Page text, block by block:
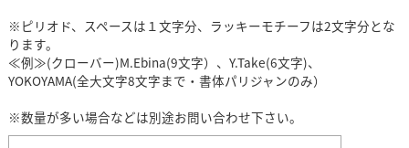
※ピリオド、スペースは１文字分、ラッキーモチーフは2文字分とな
ります。
≪例≫(クローバー)M.Ebina(9文字）、Y.Take(6文字)、
YOKOYAMA(全大文字8文字まで・書体パリジャンのみ）
※数量が多い場合などは別途お問い合わせ下さい。